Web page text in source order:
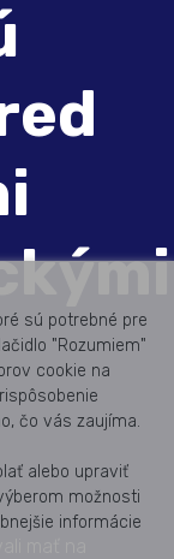
mať na
sú potrebné pre
"Rozumiem"
cookie na
čo vás zaujíma.
alebo upraviť
možnosti
informácie